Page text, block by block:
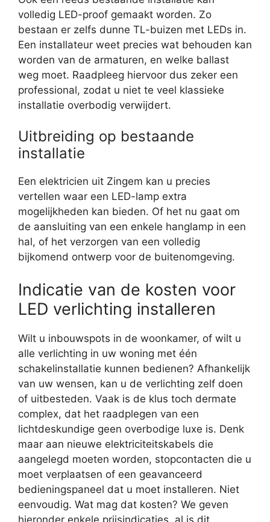
volledig LED-proof gemaakt worden. Zo
bestaan er zelfs dunne TL-buizen met LEDs in.
Een installateur weet precies wat behouden kan
worden van de armaturen, en welke ballast
weg moet. Raadpleeg hiervoor dus zeker een
professional, zodat u niet te veel klassieke
installatie overbodig verwijdert.
Uitbreiding op bestaande
installatie
Een elektricien uit Zingem kan u precies
vertellen waar een LED-lamp extra
mogelijkheden kan bieden. Of het nu gaat om
de aansluiting van een enkele hanglamp in een
hal, of het verzorgen van een volledig
bijkomend ontwerp voor de buitenomgeving.
Indicatie van de kosten voor
LED verlichting installeren
Wilt u inbouwspots in de woonkamer, of wilt u
alle verlichting in uw woning met één
schakelinstallatie kunnen bedienen? Afhankelijk
van uw wensen, kan u de verlichting zelf doen
of uitbesteden. Vaak is de klus toch dermate
complex, dat het raadplegen van een
lichtdeskundige geen overbodige luxe is. Denk
maar aan nieuwe elektriciteitskabels die
aangelegd moeten worden, stopcontacten die u
moet verplaatsen of een geavanceerd
bedieningspaneel dat u moet installeren. Niet
eenvoudig. Wat mag dat kosten? We geven
hieronder enkele prijsindicaties, al is dit